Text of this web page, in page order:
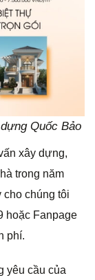
Quốc Bảo
xây dựng,
trong năm
cho chúng tôi
hoặc Fanpage
phí.
yêu cầu của